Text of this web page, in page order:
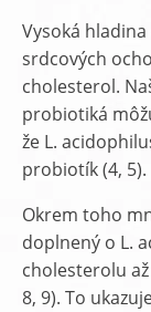
Vysoká
srdcových
cholesterol.
probiotiká
že L.
probiotík (4, 5).
Okrem toho
doplnený o L.
cholesterolu
8, 9). To